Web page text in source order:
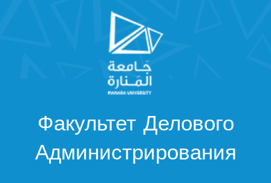
Факультет Делового
Администрирования